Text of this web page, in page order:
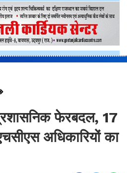
फेरबदल, 17
अधिकारियों का